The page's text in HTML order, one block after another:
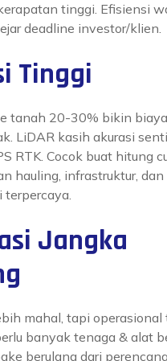
tinggi. Efisiensi
deadline investor/klien.
Tinggi
tanah 20-30% bikin
LiDAR kasih akurasi
RTK. Cocok buat hitung
hauling, infrastruktur, dan
terpercaya.
Jangka
mahal, tapi operasional
banyak tenaga & alat
berulang dari